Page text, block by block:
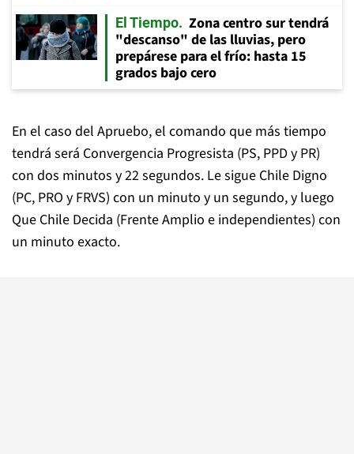
El Tiempo
Zona centro sur tendrá
"descanso" de las lluvias, pero
prepárese para el frío: hasta 15
grados bajo cero
En el caso del Apruebo, el comando que más tiempo
tendrá será Convergencia Progresista (PS, PPD y PR)
con dos minutos y 22 segundos. Le sigue Chile Digno
(PC, PRO y FRVS) con un minuto y un segundo, y luego
Que Chile Decida (Frente Amplio e independientes) con
un minuto exacto.